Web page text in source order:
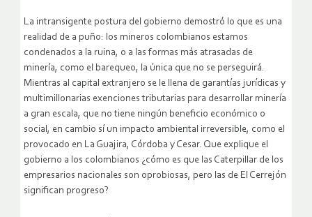
La intransigente postura del gobierno demostró lo que es una
realidad de a puño: los mineros colombianos estamos
condenados a la ruina, o a las formas más atrasadas de
minería, como el barequeo, la única que no se perseguirá.
Mientras al capital extranjero se le llena de garantías jurídicas y
multimillonarias exenciones tributarias para desarrollar minería
a gran escala, que no tiene ningún beneficio económico o
social, en cambio sí un impacto ambiental irreversible, como el
provocado en La Guajira, Córdoba y Cesar. Que explique el
gobierno a los colombianos ¿cómo es que las Caterpillar de los
empresarios nacionales son oprobiosas, pero las de El Cerrejón
significan progreso?